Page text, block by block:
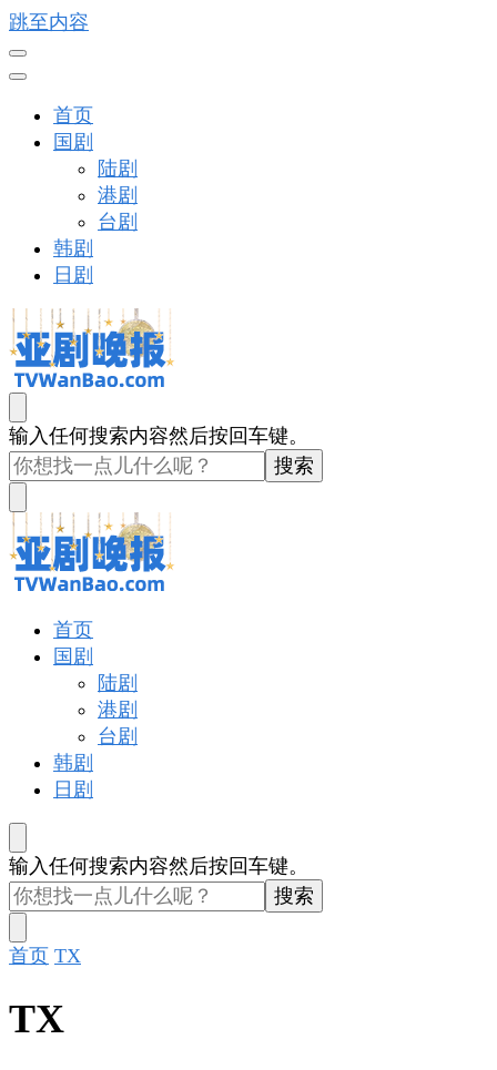
跳至内容
首页
国剧
陆剧
港剧
台剧
韩剧
日剧
亚剧晚报
戏里戏外看亚洲
找
什
么
东
西
吗?
输入任何搜索内容然后按回车键。
亚剧晚报
戏里戏外看亚洲
首页
国剧
陆剧
港剧
台剧
韩剧
日剧
找
什
么
东
西
输入任何搜索内容然后按回车键。
首页 TX
TX